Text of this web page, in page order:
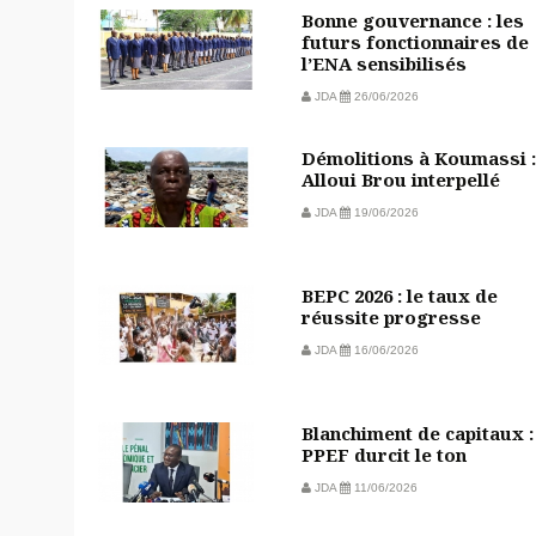
Bonne gouvernance : les
futurs fonctionnaires de
l’ENA sensibilisés
JDA 26/06/2026
Démolitions à Koumassi :
Alloui Brou interpellé
JDA 19/06/2026
BEPC 2026 : le taux de
réussite progresse
JDA 16/06/2026
Blanchiment de capitaux
PPEF durcit le ton
JDA 11/06/2026